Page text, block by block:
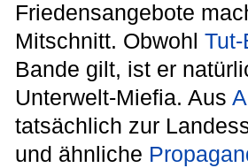
Friedensangebote
Mitschnitt. Obwohl
Bande gilt, ist er
Unterwelt-Miefia. Aus
tatsächlich zur
und ähnliche